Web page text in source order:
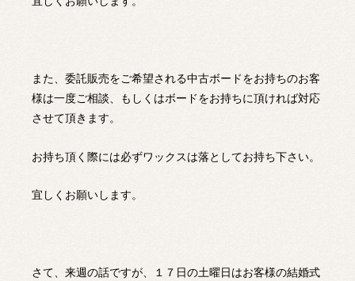
また、委託販売をご希望される中古ボードをお持ちのお客
様は一度ご相談、もしくはボードをお持ちに頂ければ対応
させて頂きます。
お持ち頂く際には必ずワックスは落としてお持ち下さい。
宜しくお願いします。
さて、来週の話ですが、１７日の土曜日はお客様の結婚式